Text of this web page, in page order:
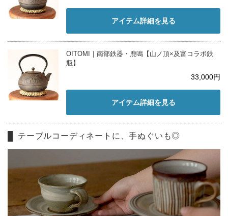
アイテム詳細を見る
OITOMI｜南部鉄器・鹿鳴【山ノ頂×及富コラボ鉄
瓶】
33,000円
アイテム詳細を見る
テーブルコーディネートに、手ぬぐいも◎